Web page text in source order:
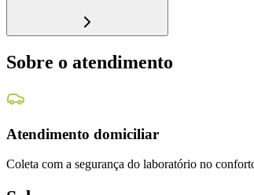
Sobre o atendimento
Atendimento domiciliar
Coleta com a segurança do laboratório no